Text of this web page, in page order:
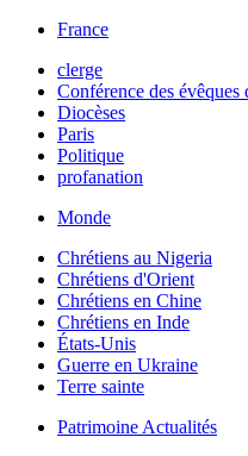
France
clerge
Conférence des évêques
Diocèses
Paris
Politique
profanation
Monde
Chrétiens au Nigeria
Chrétiens d'Orient
Chrétiens en Chine
Chrétiens en Inde
États-Unis
Guerre en Ukraine
Terre sainte
Patrimoine Actualités